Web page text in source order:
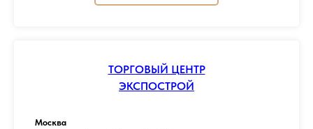
ТОРГОВЫЙ ЦЕНТР
ЭКСПОСТРОЙ
Москва